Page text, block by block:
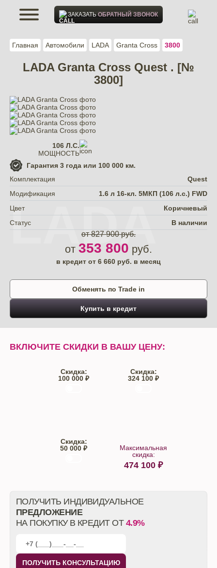
Главная Автомобили LADA Granta Cross 3800
LADA Granta Cross Quest . [№
3800]
LADA
Гарантия 3 года или 100 000 км.
Комплектация
Quest
Модификация
1.6 л 16-кл. 5МКП (106 л.с.) FWD
Цвет
Коричневый
Статус
В наличии
от 827 900 руб.
от 353 800 руб.
в кредит от 6 660 руб. в месяц
106 Л.С.
МОЩНОСТЬ
Обменять по Trade in
Купить в кредит
ВКЛЮЧИТЕ СКИДКИ В ВАШУ ЦЕНУ:
Скидка:
100 000 ₽
Скидка:
324 100 ₽
Скидка:
50 000 ₽
Максимальная
скидка:
474 100 ₽
ПОЛУЧИТЬ ИНДИВИДУАЛЬНОЕ
ПРЕДЛОЖЕНИЕ
НА ПОКУПКУ В КРЕДИТ ОТ 4.9%
ПОЛУЧИТЬ КОНСУЛЬТАЦИЮ
ЗАКАЗАТЬОБРАТНЫЙ ЗВОНОК